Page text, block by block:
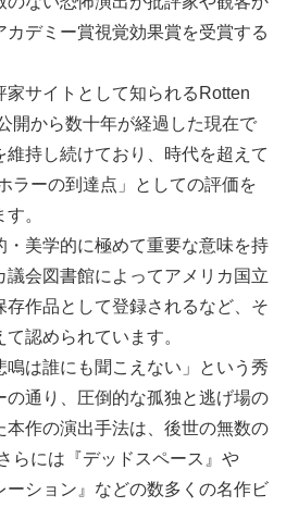
カデミー賞視覚効果賞を受賞する
家サイトとして知られるRotten
開から数十年が経過した現在で
維持し続けており、時代を超えて
ラーの到達点」としての評価を
。
・美学的に極めて重要な意味を持
会図書館によってアメリカ国立
存作品として登録されるなど、そ
認められています。
鳴は誰にも聞こえない」という秀
の通り、圧倒的な孤独と逃げ場の
本作の演出手法は、後世の無数の
らには『デッドスペース』や
ーション』などの数多くの名作ビ